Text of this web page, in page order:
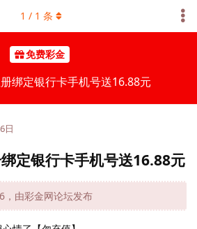
免费彩金
绑定银行卡手机号送16.88元
1 / 1 条
日
定银行卡手机号送16.88元
，由彩金网论坛发布